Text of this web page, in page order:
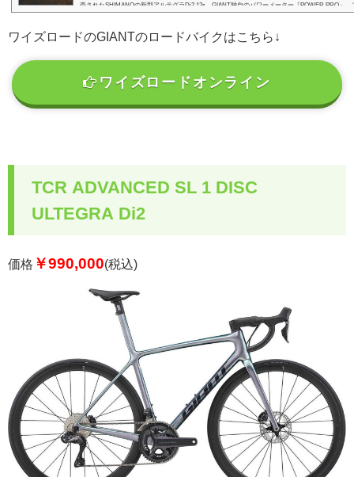
売されたSHIMANOの新型アルテグラDi2 12s、GIANT独自のパワーメーター『POWER PRO』、
D PRO 0 ...
ワイズロードのGIANTのロードバイクはこちら↓
ワイズロードオンライン
TCR ADVANCED SL 1 DISC
ULTEGRA Di2
価格 ￥990,000(税込)